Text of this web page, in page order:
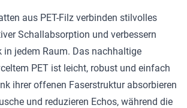
aus PET-Filz verbinden stilvolles
Schallabsorption und verbessern
jedem Raum. Das nachhaltige
PET ist leicht, robust und einfach
ihrer offenen Faserstruktur absorbieren
und reduzieren Echos, während die